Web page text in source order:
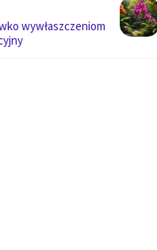
wywłaszczeniom